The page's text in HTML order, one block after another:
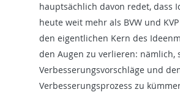
hauptsächlich davon redet, dass
heute weit mehr als BVW und
den eigentlichen Kern des
den Augen zu verlieren: nämlich,
Verbesserungsvorschläge und
Verbesserungsprozess zu